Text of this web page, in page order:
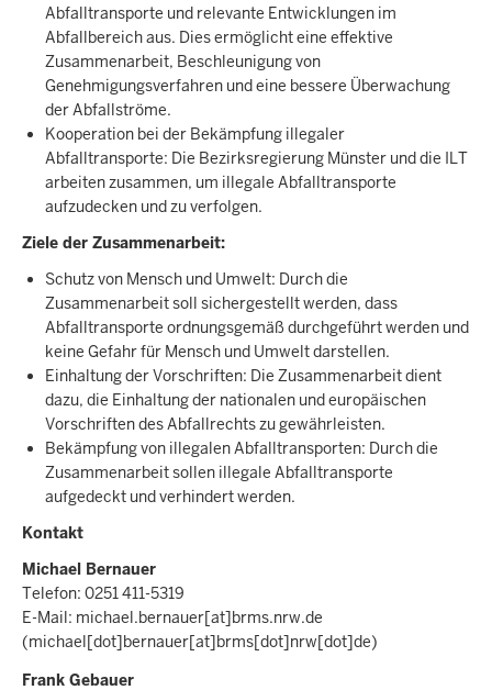
Abfalltransporte und relevante Entwicklungen im
Abfallbereich aus. Dies ermöglicht eine effektive
Zusammenarbeit, Beschleunigung von
Genehmigungsverfahren und eine bessere Überwachung
der Abfallströme.
Kooperation bei der Bekämpfung illegaler
Abfalltransporte: Die Bezirksregierung Münster und die ILT
arbeiten zusammen, um illegale Abfalltransporte
aufzudecken und zu verfolgen.
Ziele der Zusammenarbeit:
Schutz von Mensch und Umwelt: Durch die
Zusammenarbeit soll sichergestellt werden, dass
Abfalltransporte ordnungsgemäß durchgeführt werden und
keine Gefahr für Mensch und Umwelt darstellen.
Einhaltung der Vorschriften: Die Zusammenarbeit dient
dazu, die Einhaltung der nationalen und europäischen
Vorschriften des Abfallrechts zu gewährleisten.
Bekämpfung von illegalen Abfalltransporten: Durch die
Zusammenarbeit sollen illegale Abfalltransporte
aufgedeckt und verhindert werden.
Kontakt
Michael Bernauer
Telefon: 0251 411-5319
E-Mail: michael.bernauer[at]brms.nrw.de
(michael[dot]bernauer[at]brms[dot]nrw[dot]de)
Frank Gebauer